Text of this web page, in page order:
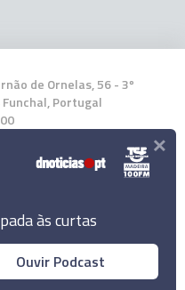
de Ornelas, 56 - 3º
Portugal
App
Notícias, Lda.
às curtas
Ouvir Podcast
×